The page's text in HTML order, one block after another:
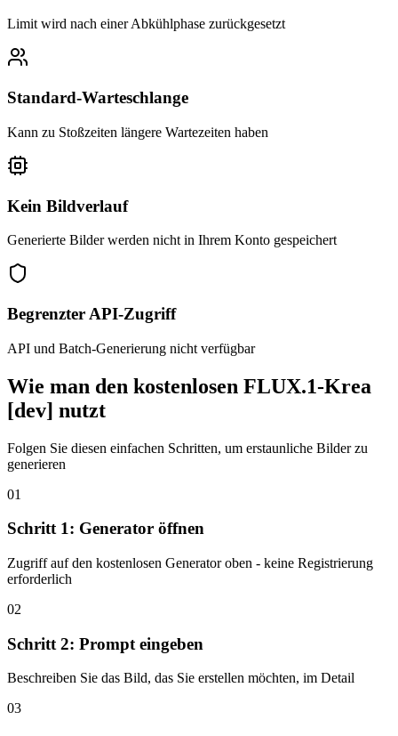
Limit wird nach einer Abkühlphase zurückgesetzt
Standard-Warteschlange
Kann zu Stoßzeiten längere Wartezeiten haben
Kein Bildverlauf
Generierte Bilder werden nicht in Ihrem Konto gespeichert
Begrenzter API-Zugriff
API und Batch-Generierung nicht verfügbar
Wie man den kostenlosen FLUX.1-Krea
[dev] nutzt
Folgen Sie diesen einfachen Schritten, um erstaunliche Bilder zu
generieren
01
Schritt 1: Generator öffnen
Zugriff auf den kostenlosen Generator oben - keine Registrierung
erforderlich
02
Schritt 2: Prompt eingeben
Beschreiben Sie das Bild, das Sie erstellen möchten, im Detail
03